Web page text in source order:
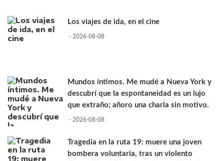
Los viajes de ida, en el cine
- 2026-08-08
Mundos íntimos. Me mudé a Nueva York y
descubrí que la espontaneidad es un lujo
que extraño; añoro una charla sin motivo.
- 2026-08-08
Tragedia en la ruta 19: muere una joven
bombera voluntaria, tras un violento